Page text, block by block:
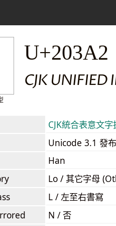
U+203A2
CJK
CJK統合表意文
Unicode 3.1 發
Han
Lo / 其它字母
L / 左至右書寫
N / 否